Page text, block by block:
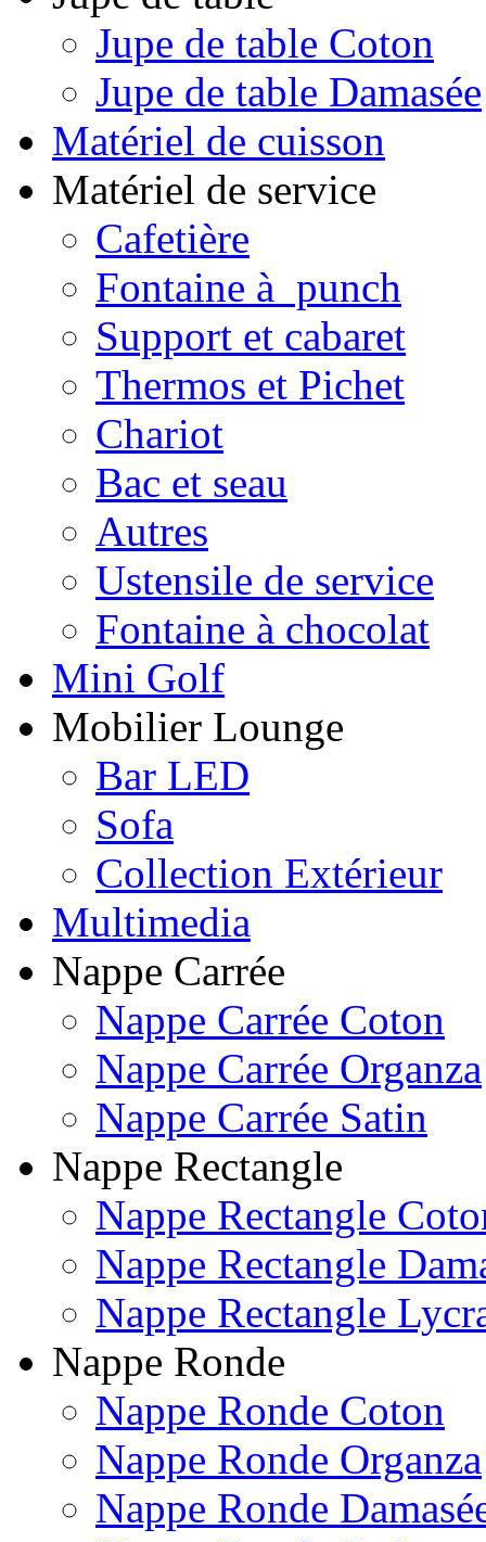
Jupe de table Coton
Jupe de table Damasée
Matériel de cuisson
Matériel de service
Cafetière
Fontaine à punch
Support et cabaret
Thermos et Pichet
Chariot
Bac et seau
Autres
Ustensile de service
Fontaine à chocolat
Mini Golf
Mobilier Lounge
Bar LED
Sofa
Collection Extérieur
Multimedia
Nappe Carrée
Nappe Carrée Coton
Nappe Carrée Organza
Nappe Carrée Satin
Nappe Rectangle
Nappe Rectangle
Nappe Rectangle
Nappe Rectangle
Nappe Ronde
Nappe Ronde Coton
Nappe Ronde Organza
Nappe Ronde